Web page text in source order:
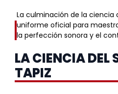
La culminación de la ciencia
uniforme oficial para
la perfección sonora y el
LA CIENCIA DEL
TAPIZ